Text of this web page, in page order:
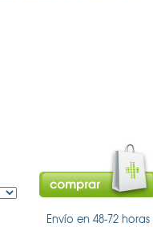
Envío en 48-72 horas